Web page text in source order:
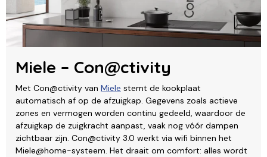
Miele – Con@ctivity
Met Con@ctivity van Miele stemt de kookplaat
automatisch af op de afzuigkap. Gegevens zoals actieve
zones en vermogen worden continu gedeeld, waardoor de
afzuigkap de zuigkracht aanpast, vaak nog vóór dampen
zichtbaar zijn. Con@ctivity 3.0 werkt via wifi binnen het
Miele@home-systeem. Het draait om comfort: alles wordt